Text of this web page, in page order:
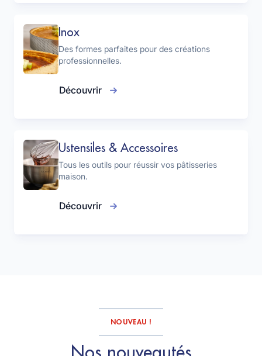
Inox
Des formes parfaites pour des créations
professionnelles.
Découvrir
Ustensiles & Accessoires
Tous les outils pour réussir vos pâtisseries
maison.
Découvrir
NOUVEAU !
Nos nouveautés